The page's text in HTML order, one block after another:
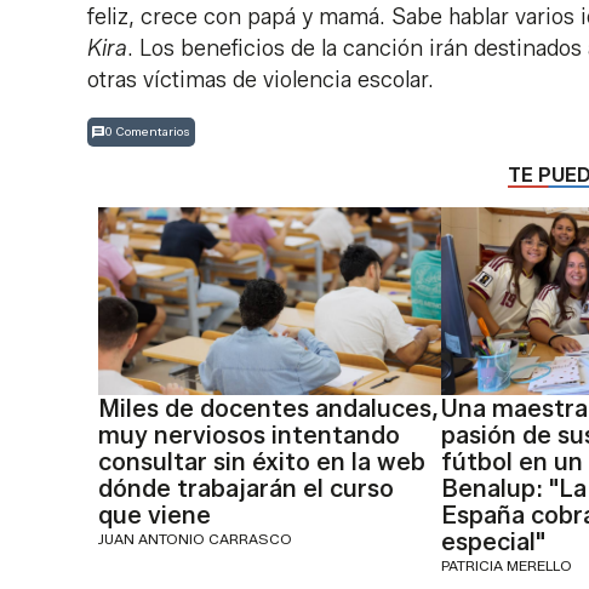
feliz, crece con papá y mamá. Sabe hablar
Kira. Los beneficios de la canción irán
otras víctimas de violencia escolar.
0 Comentarios
TE
Miles de docentes andaluces,
muy nerviosos intentando
consultar sin éxito en la web
dónde trabajarán el curso
que viene
JUAN ANTONIO CARRASCO
Una
pasión de
fútbol en
Benalup:
España
especial"
PATRICIA MERELLO